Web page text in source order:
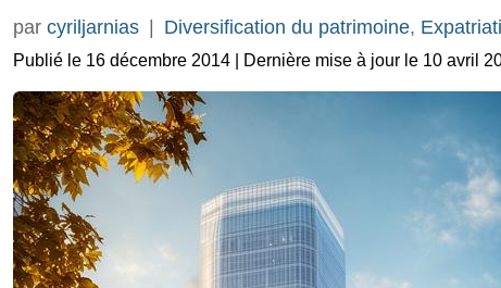
par cyriljarnias Diversification du patrimoine,
Publié le 16 décembre 2014 | Dernière mise à jour le 10 avril